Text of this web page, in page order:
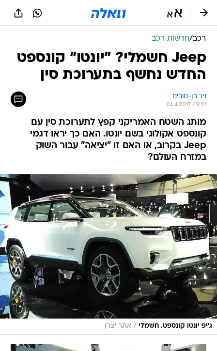
רכב/חדשות רכב
Jeep חשמלי? "יונטו" קונספט
החדש נחשף בתערוכת סין
ניר בן-טובים
24.4.2017 / 9:31
מותג השטח האמריקני קפץ לתערוכת סין עם
קונספט אקולוגי בשם יונטו. האם כך יראו דגמי
Jeep בקרוב, או האם זו "יציאה" עבור השוק
במזרח העולם?
ג'יפ יונטו קונספט. חשמלי / אתר יצרן